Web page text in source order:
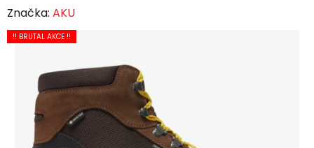
Značka: AKU
!! BRUTAL AKCE !!